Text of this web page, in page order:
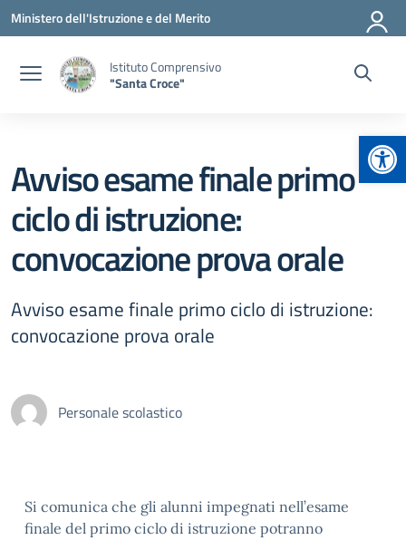
Vai ai contenuti
Vai al menu di navigazione
Vai al footer
Ministero dell'Istruzione e del Merito
Istituto Comprensivo
"Santa Croce"
Avviso esame finale primo
ciclo di istruzione:
convocazione prova orale
Avviso esame finale primo ciclo di istruzione:
convocazione prova orale
Personale scolastico
Si comunica che gli alunni impegnati nell’esame
finale del primo ciclo di istruzione potranno